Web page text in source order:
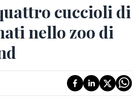
cuccioli di
nello zoo di